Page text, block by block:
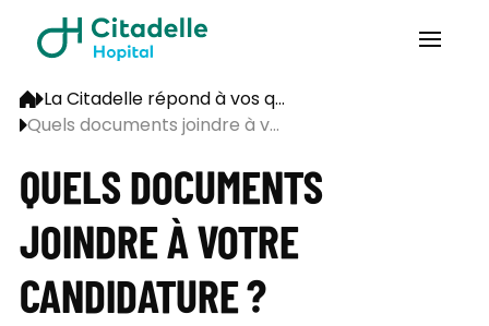
La Citadelle répond à vos q...
Quels documents joindre à v...
QUELS DOCUMENTS
JOINDRE À VOTRE
CANDIDATURE ?